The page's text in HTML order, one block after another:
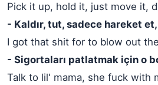
Pick it up, hold it, just move it,
- Kaldır, tut, sadece hareket
I got that shit for to blow out
- Sigortaları patlatmak için o
Talk to lil' mama, she fuck with